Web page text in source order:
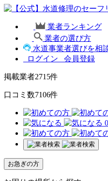
業者ランキング
業者の選び方
水道事業者選びを相
ログイン
会員登録
掲載業者2715件
口コミ数7106件
0
お急ぎの方